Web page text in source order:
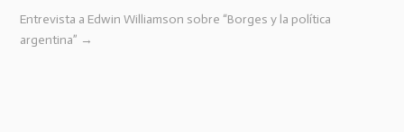
Entrevista a Edwin Williamson sobre “Borges y la política
argentina” →